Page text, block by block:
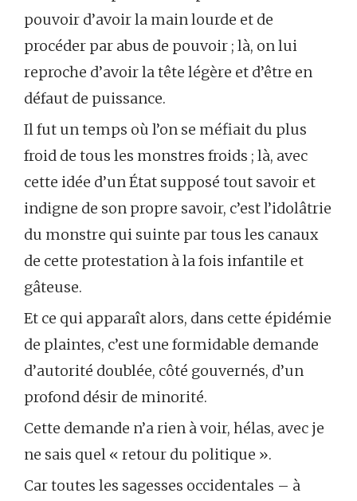
pouvoir d’avoir la main lourde et de
procéder par abus de pouvoir ; là, on lui
reproche d’avoir la tête légère et d’être en
défaut de puissance.
Il fut un temps où l’on se méfiait du plus
froid de tous les monstres froids ; là, avec
cette idée d’un État supposé tout savoir et
indigne de son propre savoir, c’est l’idolâtrie
du monstre qui suinte par tous les canaux
de cette protestation à la fois infantile et
gâteuse.
Et ce qui apparaît alors, dans cette épidémie
de plaintes, c’est une formidable demande
d’autorité doublée, côté gouvernés, d’un
profond désir de minorité.
Cette demande n’a rien à voir, hélas, avec je
ne sais quel « retour du politique ».
Car toutes les sagesses occidentales – à